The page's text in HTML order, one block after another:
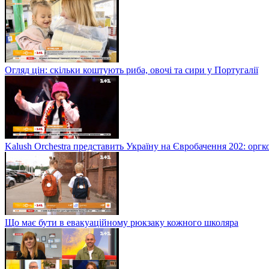
Огляд цін: скільки коштують риба, овочі та сири у Португалії
Kalush Orchestra представить Україну на Євробачення 202:
Що має бути в евакуаційному рюкзаку кожного школяра